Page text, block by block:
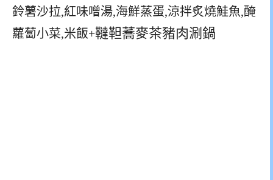
鈴薯沙拉,紅味噌湯,海鮮蒸蛋,涼拌炙燒鮭魚,醃
蘿蔔小菜,米飯+韃靼蕎麥茶豬肉涮鍋